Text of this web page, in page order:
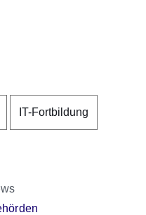
IT-Fortbildung